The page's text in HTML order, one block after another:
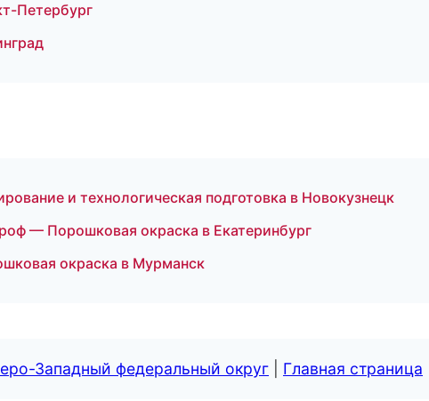
Петербург
и технологическая подготовка в Новокузнецк
— Порошковая окраска в Екатеринбург
окраска в Мурманск
Западный федеральный округ Главная страница